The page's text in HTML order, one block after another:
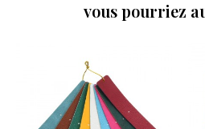
vous pourriez